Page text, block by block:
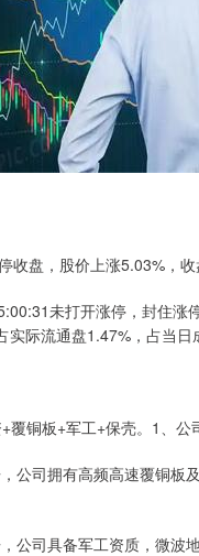
盘，股价上涨5.03%，收
未打开涨停，封住
际流通盘1.47%，占当日
铜板+军工+保壳。1、公
公司拥有高频高速覆铜板
公司具备军工资质，微波